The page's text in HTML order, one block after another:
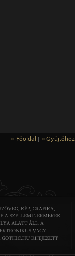
« Főoldal | « Gyűjtőhöz